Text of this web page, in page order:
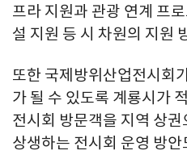
프라 지원과 관광 연계 프
설 지원 등 시 차원의 지원
또한 국제방위산업전시회
가 될 수 있도록 계룡시가
전시회 방문객을 지역 상
상생하는 전시회 운영 방